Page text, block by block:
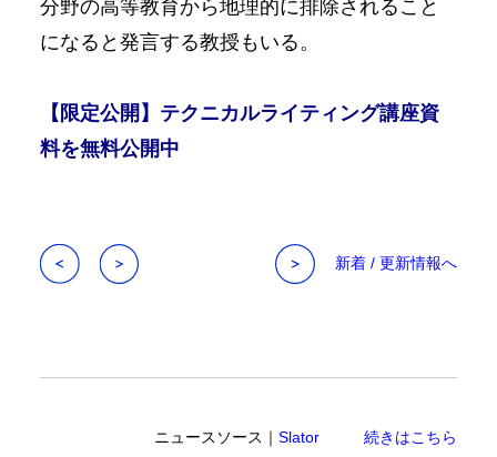
分野の高等教育から地理的に排除されること
になると発言する教授もいる。
【限定公開】テクニカルライティング講座資
料を無料公開中
新着 / 更新情報へ
ニュースソース｜Slator 続きはこちら